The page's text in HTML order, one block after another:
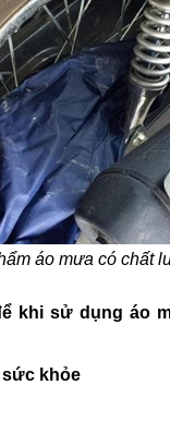
áo mưa có chất
khi sử dụng áo
khỏe